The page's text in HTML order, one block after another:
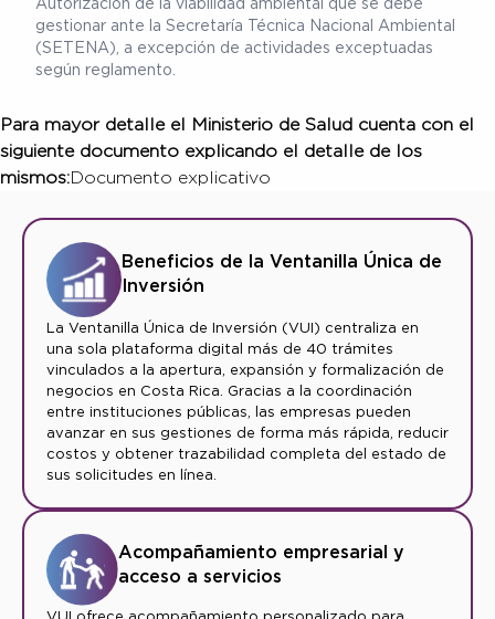
gestionar ante la Secretaría Técnica Nacional Ambiental
(SETENA), a excepción de actividades exceptuadas
según reglamento.
Para mayor detalle el Ministerio de Salud cuenta con el
siguiente documento explicando el detalle de los
mismos:Documento explicativo
Beneficios de la Ventanilla Única de
Inversión
La Ventanilla Única de Inversión (VUI) centraliza en
una sola plataforma digital más de 40 trámites
vinculados a la apertura, expansión y formalización de
negocios en Costa Rica. Gracias a la coordinación
entre instituciones públicas, las empresas pueden
avanzar en sus gestiones de forma más rápida, reducir
costos y obtener trazabilidad completa del estado de
sus solicitudes en línea.
Acompañamiento empresarial y
acceso a servicios